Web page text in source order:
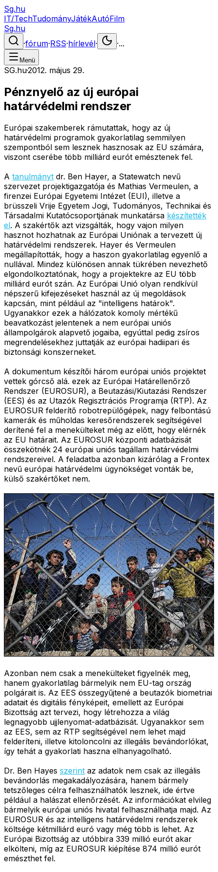
Sg.hu
IT/TechTudományJátékAutóFilm
Sg.hu
·fórum·RSS·hírlevél· ·...
Menü
SG.hu·2012. május 29.
Pénznyelő az új európai
határvédelmi rendszer
Európai szakemberek rámutattak, hogy az új
határvédelmi programok gyakorlatilag semmilyen
szempontból sem lesznek hasznosak az EU számára,
viszont cserébe több milliárd eurót emésztenek fel.
A tanulmányt dr. Ben Hayer, a Statewatch nevű
szervezet projektigazgatója és Mathias Vermeulen, a
firenzei Európai Egyetemi Intézet (EUI), illetve a
brüsszeli Vrije Egyetem Jogi, Tudományos, Technikai és
Társadalmi Kutatócsoportjának munkatársa készítették
el. A szakértők azt vizsgálták, hogy vajon milyen
hasznot hozhatnak az Európai Uniónak a tervezett új
határvédelmi rendszerek. Hayer és Vermeulen
megállapították, hogy a haszon gyakorlatilag egyenlő a
nullával. Mindez különösen annak tükrében nevezhető
elgondolkoztatónak, hogy a projektekre az EU több
milliárd eurót szán. Az Európai Unió olyan rendkívül
népszerű kifejezéseket használ az új megoldások
kapcsán, mint például az "intelligens határok".
Ugyanakkor ezek a hálózatok komoly mértékű
beavatkozást jelentenek a nem európai uniós
állampolgárok alapvető jogaiba, egyúttal pedig zsíros
megrendelésekhez juttatják az európai hadiipari és
biztonsági konszerneket.
A dokumentum készítői három európai uniós projektet
vettek górcső alá. ezek az Európai Határellenőrző
Rendszer (EUROSUR), a Beutazási/Kiutazási Rendszer
(EES) és az Utazók Regisztrációs Programja (RTP). Az
EUROSUR felderítő robotrepülőgépek, nagy felbontású
kamerák és műholdas keresőrendszerek segítségével
derítené fel a menekülteket még az előtt, hogy elérnék
az EU határait. Az EUROSUR központi adatbázisát
összekötnék 24 európai uniós tagállam határvédelmi
rendszereivel. A feladatba azonban kizárólag a Frontex
nevű európai határvédelmi ügynökséget vonták be,
külső szakértőket nem.
Azonban nem csak a menekülteket figyelnék meg,
hanem gyakorlatilag bármelyik nem EU-tag ország
polgárait is. Az EES összegyűjtené a beutazók biometriai
adatait és digitális fényképeit, emellett az Európai
Bizottság azt tervezi, hogy létrehozza a világ
legnagyobb ujjlenyomat-adatbázisát. Ugyanakkor sem
az EES, sem az RTP segítségével nem lehet majd
felderíteni, illetve kitoloncolni az illegális bevándorlókat,
így tehát a gyakorlati haszna elhanyagolható.
Dr. Ben Hayes szerint az adatok nem csak az illegális
bevándorlás megakadályozására, hanem bármely
tetszőleges célra felhasználhatók lesznek, ide értve
például a halászat ellenőrzését. Az információkat elvileg
bármelyik európai uniós hivatal felhasználhatja majd. Az
EUROSUR és az intelligens határvédelmi rendszerek
költsége kétmilliárd euró vagy még több is lehet. Az
Európai Bizottság az utóbbira 339 millió eurót akar
elkölteni, míg az EUROSUR kiépítése 874 millió eurót
emészthet fel.